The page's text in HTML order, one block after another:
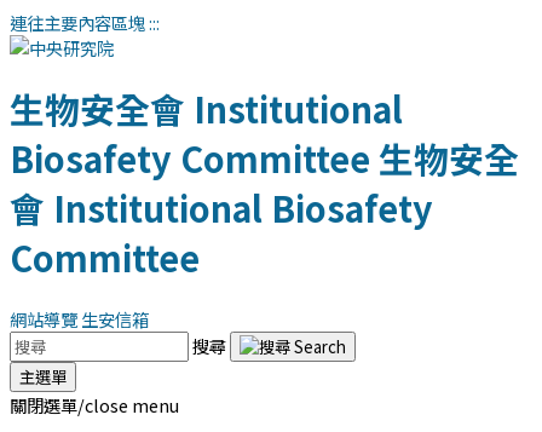
連往主要內容區塊:::
生物安全會 Institutional
Biosafety Committee生物安全
會 Institutional Biosafety
Committee
網站導覽生安信箱
搜尋
主選單
關閉選單/close menu